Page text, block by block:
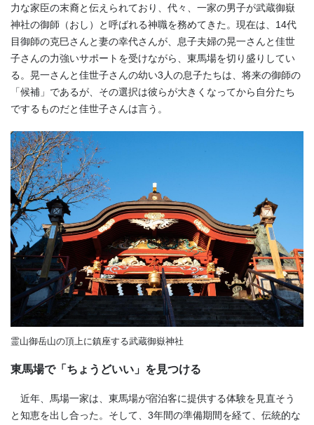
力な家臣の末裔と伝えられており、代々、一家の男子が武蔵御嶽
神社の御師（おし）と呼ばれる神職を務めてきた。現在は、14代
目御師の克巳さんと妻の幸代さんが、息子夫婦の晃一さんと佳世
子さんの力強いサポートを受けながら、東馬場を切り盛りしてい
る。晃一さんと佳世子さんの幼い3人の息子たちは、将来の御師の
「候補」であるが、その選択は彼らが大きくなってから自分たち
でするものだと佳世子さんは言う。
霊山御岳山の頂上に鎮座する武蔵御嶽神社
東馬場で「ちょうどいい」を見つける
近年、馬場一家は、東馬場が宿泊客に提供する体験を見直そう
と知恵を出し合った。そして、3年間の準備期間を経て、伝統的な